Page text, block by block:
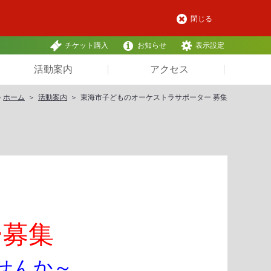
閉じる
チケット購入 お知らせ 表示設定
活動案内 アクセス
ホーム 活動案内 東海市子どものオーケストラサポーター 募集
集